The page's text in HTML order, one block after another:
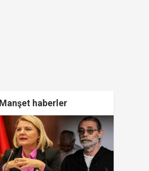
Manşet haberler